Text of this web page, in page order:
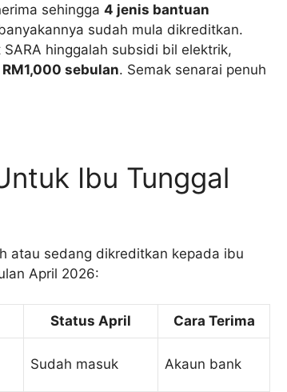
sehingga 4 jenis bantuan
sudah mula dikreditkan.
hinggalah subsidi bil elektrik,
sebulan. Semak senarai penuh
Ibu Tunggal
atau sedang dikreditkan kepada ibu
April 2026:
Status April Cara Terima
Sudah masuk Akaun bank